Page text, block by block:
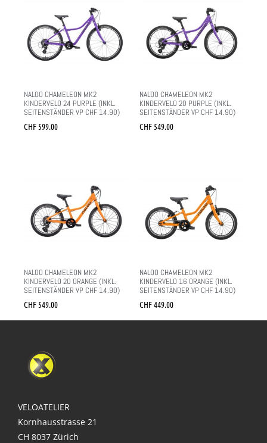
NALOO CHAMELEON MK2
KINDERVELO 24 PURPLE (INKL.
SEITENSTÄNDER VP CHF 14.90)
CHF 599.00
NALOO CHAMELEON MK2
KINDERVELO 20 PURPLE (INKL.
SEITENSTÄNDER VP CHF 14.90)
CHF 549.00
NALOO CHAMELEON MK2
KINDERVELO 20 ORANGE (INKL.
SEITENSTÄNDER VP CHF 14.90)
CHF 549.00
NALOO CHAMELEON MK2
KINDERVELO 16 ORANGE (INKL.
SEITENSTÄNDER VP CHF 14.90)
CHF449.00
VELOATELIER
Kornhausstrasse 21
CH 8037 Zürich